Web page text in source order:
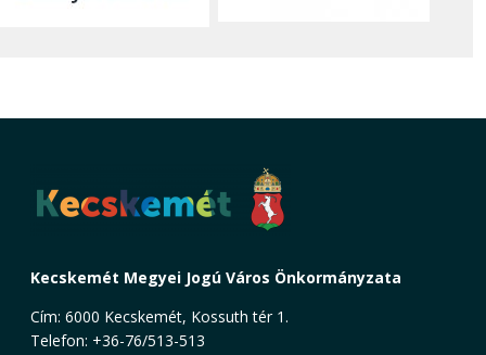
Kecskemét Megyei Jogú Város Önkormányzata
Cím: 6000 Kecskemét, Kossuth tér 1.
Telefon: +36-76/513-513